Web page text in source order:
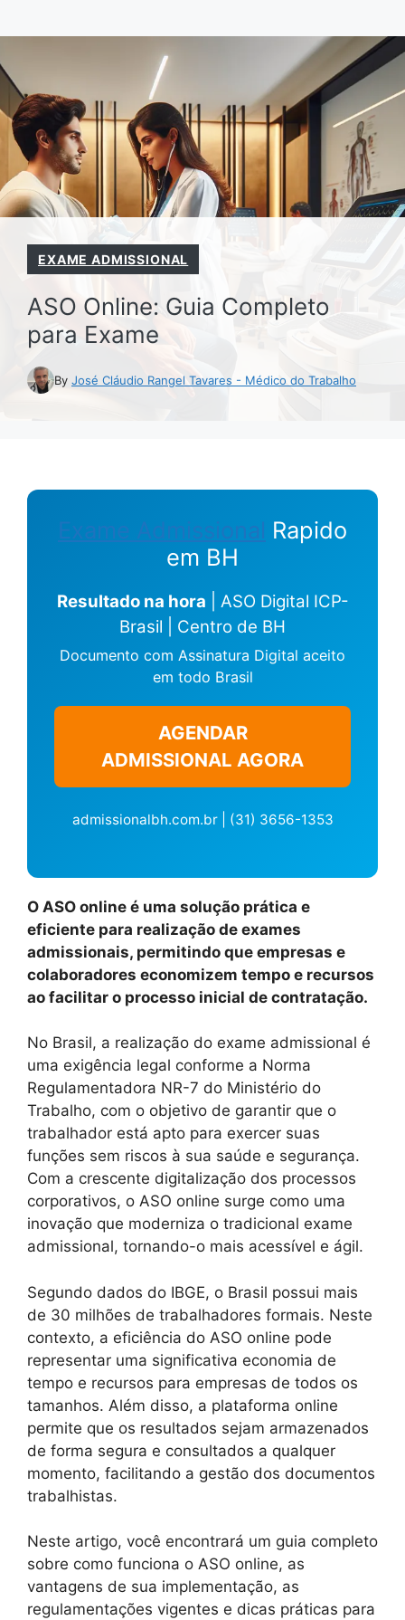
para
conteúdo
EXAME ADMISSIONAL
ASO Online: Guia Completo
para Exame
By José Cláudio Rangel Tavares - Médico do Trabalho
Exame Admissional Rapido
em BH
Resultado na hora | ASO Digital ICP-
Brasil | Centro de BH
Documento com Assinatura Digital aceito
em todo Brasil
AGENDAR
ADMISSIONAL AGORA
admissionalbh.com.br | (31) 3656-1353
O ASO online é uma solução prática e
eficiente para realização de exames
admissionais, permitindo que empresas e
colaboradores economizem tempo e recursos
ao facilitar o processo inicial de contratação.
No Brasil, a realização do exame admissional é
uma exigência legal conforme a Norma
Regulamentadora NR-7 do Ministério do
Trabalho, com o objetivo de garantir que o
trabalhador está apto para exercer suas
funções sem riscos à sua saúde e segurança.
Com a crescente digitalização dos processos
corporativos, o ASO online surge como uma
inovação que moderniza o tradicional exame
admissional, tornando-o mais acessível e ágil.
Segundo dados do IBGE, o Brasil possui mais
de 30 milhões de trabalhadores formais. Neste
contexto, a eficiência do ASO online pode
representar uma significativa economia de
tempo e recursos para empresas de todos os
tamanhos. Além disso, a plataforma online
permite que os resultados sejam armazenados
de forma segura e consultados a qualquer
momento, facilitando a gestão dos documentos
trabalhistas.
Neste artigo, você encontrará um guia completo
sobre como funciona o ASO online, as
vantagens de sua implementação, as
regulamentações vigentes e dicas práticas para